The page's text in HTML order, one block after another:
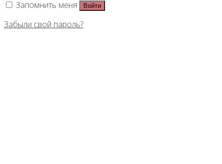
Запомнить меня
Войти
Забыли свой пароль?